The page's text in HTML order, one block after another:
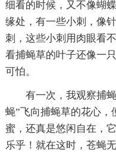
细看的时候，又不像蝴
缘处，有一些小刺，像
刺，这些小刺用肉眼看
看捕蝇草的叶子还像一
可怕。
有一次，我观察捕
蝇”飞向捕蝇草的花心
蜜，还真是悠闲自在，
乐乎！就在这时，苍蝇